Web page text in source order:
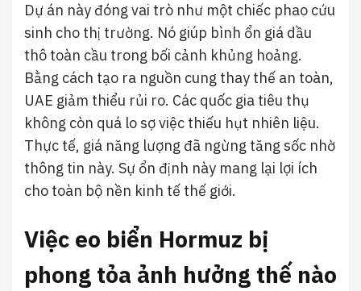
Dự án này đóng vai trò như một chiếc phao cứu
sinh cho thị trường. Nó giúp bình ổn giá dầu
thô toàn cầu trong bối cảnh khủng hoảng.
Bằng cách tạo ra nguồn cung thay thế an toàn,
UAE giảm thiểu rủi ro. Các quốc gia tiêu thụ
không còn quá lo sợ việc thiếu hụt nhiên liệu.
Thực tế, giá năng lượng đã ngừng tăng sốc nhờ
thông tin này. Sự ổn định này mang lại lợi ích
cho toàn bộ nền kinh tế thế giới.
Việc eo biển Hormuz bị
phong tỏa ảnh hưởng thế nào